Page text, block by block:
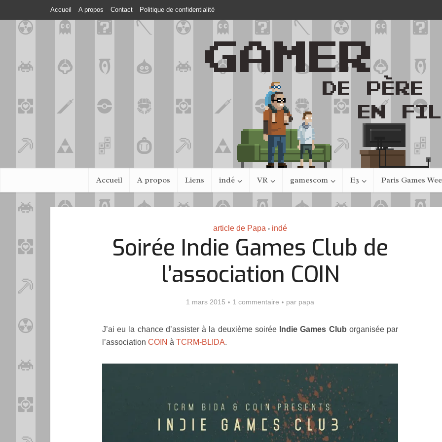
Accueil A propos Contact Politique de confidentialité
Accueil A propos Liens indé VR gamescom E3 Paris Games
article de Papa • indé
Soirée Indie Games Club de
l’association COIN
1 mars 2015 1 commentaire par papa
J’ai eu la chance d’assister à la deuxième soirée Indie Games Club organisée par
l’association COIN à TCRM-BLIDA.
Looking for Fael
Assassin’s Creed Black